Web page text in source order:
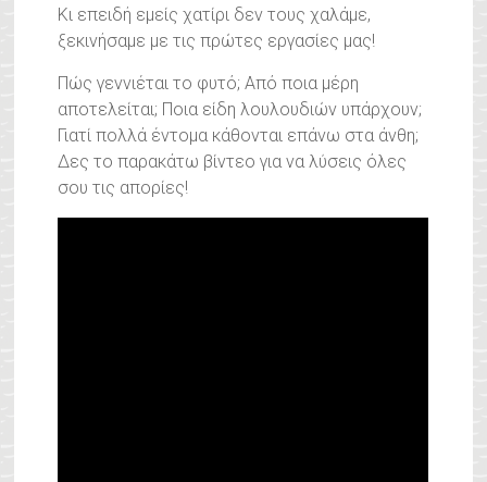
Κι επειδή εμείς χατίρι δεν τους χαλάμε,
ξεκινήσαμε με τις πρώτες εργασίες μας!
Πώς γεννιέται το φυτό; Από ποια μέρη
αποτελείται; Ποια είδη λουλουδιών υπάρχουν;
Γιατί πολλά έντομα κάθονται επάνω στα άνθη;
Δες το παρακάτω βίντεο για να λύσεις όλες
σου τις απορίες!